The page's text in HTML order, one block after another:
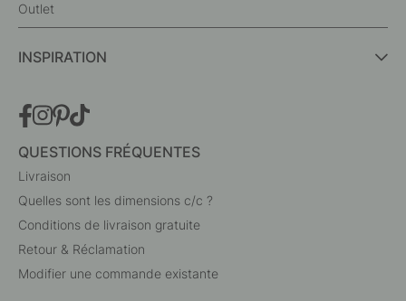
Outlet
INSPIRATION
QUESTIONS FRÉQUENTES
Livraison
Quelles sont les dimensions c/c ?
Conditions de livraison gratuite
Retour & Réclamation
Modifier une commande existante